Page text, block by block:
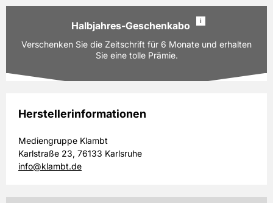
140,40 EUR
inkl. gesetzl. MwSt. & Versand
Prämie auswählen
Ausgaben:
26 Hefte für je z.Zt. 2,70 EUR
6 Monate
PAYBACK:
inkl. gesetzl. MwSt. & Versand
Prämie auswählen
Halbjahres-Geschenkabo i
Verschenken Sie die Zeitschrift für 6 Monate und erhalten
Sie eine tolle Prämie.
Laufzeit:
6 Monate
PAYBACK:
inkl. gesetzl. MwSt. & Versand
Herstellerinformationen
Mediengruppe Klambt
Karlstraße 23, 76133 Karlsruhe
info@klambt.de